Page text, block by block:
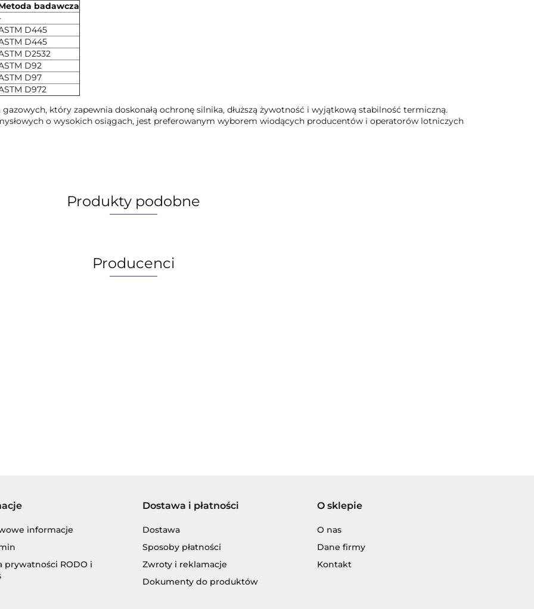
badawcza
D445
D445
D2532
D92
D97
D972
który zapewnia doskonałą ochronę silnika, dłuższą żywotność i wyjątkową stabilność termiczną.
o wysokich osiągach, jest preferowanym wyborem wiodących producentów i operatorów lotniczych
Produkty podobne
Producenci
BLASER
informacje
prywatności RODO i
Dostawa i płatności
Dostawa
Sposoby płatności
Zwroty i reklamacje
Dokumenty do produktów
O sklepie
O nas
Dane firmy
Kontakt